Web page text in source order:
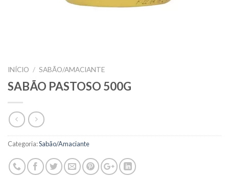
INÍCIO / SABÃO/AMACIANTE
SABÃO PASTOSO 500G
Categoria:Sabão/Amaciante